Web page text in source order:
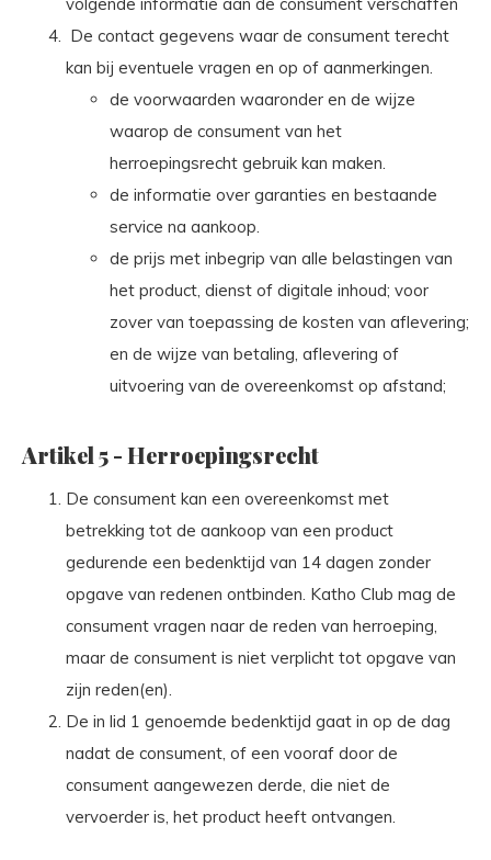
De contact gegevens waar de consument terecht
kan bij eventuele vragen en op of aanmerkingen.
de voorwaarden waaronder en de wijze
waarop de consument van het
herroepingsrecht gebruik kan maken.
de informatie over garanties en bestaande
service na aankoop.
de prijs met inbegrip van alle belastingen van
het product, dienst of digitale inhoud; voor
zover van toepassing de kosten van aflevering;
en de wijze van betaling, aflevering of
uitvoering van de overeenkomst op afstand;
Artikel 5-Herroepingsrecht
De consument kan een overeenkomst met
betrekking tot de aankoop van een product
gedurende een bedenktijd van 14 dagen zonder
opgave van redenen ontbinden. Katho Club mag de
consument vragen naar de reden van herroeping,
maar de consument is niet verplicht tot opgave van
zijn reden(en).
De in lid 1 genoemde bedenktijd gaat in op de dag
nadat de consument, of een vooraf door de
consument aangewezen derde, die niet de
vervoerder is, het product heeft ontvangen.